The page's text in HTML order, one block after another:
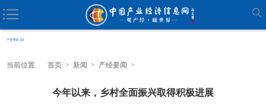
当前位置 首页 > 新闻 > 产经要闻 >
​今年以来，乡村全面振兴取得积极进展